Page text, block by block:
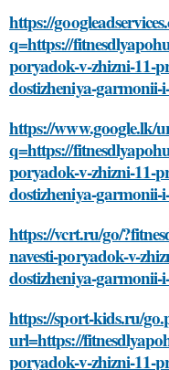
https://
q=https://
poryadok-v-zhizni-11-
dostizheniya-garmonii-
https://www.google.lk/
q=https://
poryadok-v-zhizni-11-
dostizheniya-garmonii-
https://vcrt.ru/go/
navesti-poryadok-v-
dostizheniya-garmonii-
https://sport-kids.ru/
url=https://
poryadok-v-zhizni-11-